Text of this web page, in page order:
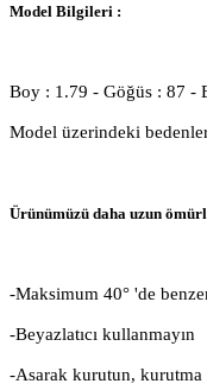
Model Bilgileri :
Boy : 1.79 - Göğüs : 87 -
Model üzerindeki
Ürünümüzü daha uzun
-Maksimum 40° 'de
-Beyazlatıcı kullanmayın
-Asarak kurutun, kurutma